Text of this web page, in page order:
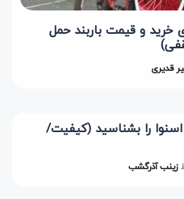
خرید و قیمت باربند حمل
قدیری
را بشناسید (کیفیت/
زینب آذرگشب